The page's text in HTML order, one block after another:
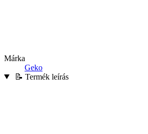
Márka
Geko
📝 Termék leírás